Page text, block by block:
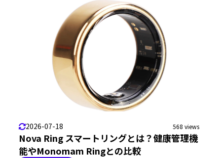
2026-07-18 568 views
Nova Ring スマートリングとは？健康管理機
能やMonomam Ringとの比較